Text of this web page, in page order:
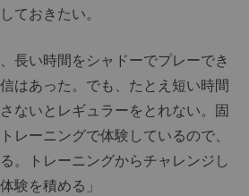
ておきたい。
長い時間をシャドーでプレーでき
はあった。でも、たとえ短い時間
ないとレギュラーをとれない。固
レーニングで体験しているので、
。トレーニングからチャレンジし
験を積める」